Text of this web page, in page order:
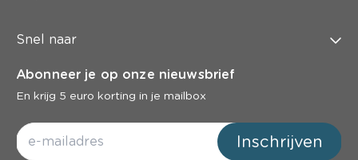
Snel naar
Abonneer je op onze nieuwsbrief
En krijg 5 euro korting in je mailbox
Inschrijven